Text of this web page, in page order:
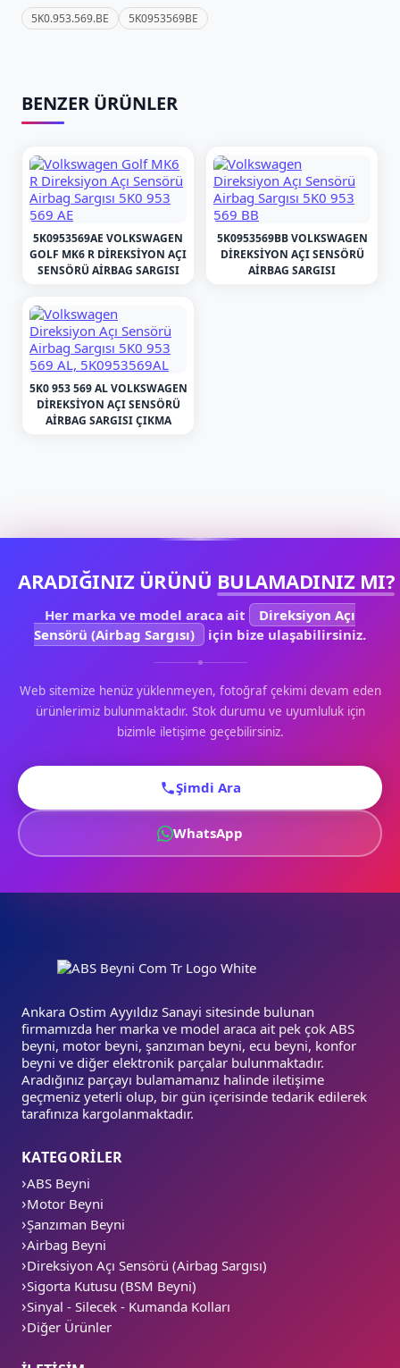
5K0.953.569.BE
5K0953569BE
BENZER ÜRÜNLER
5K0953569AE VOLKSWAGEN
GOLF MK6 R DIREKSIYON AÇI
SENSÖRÜ AIRBAG SARGISI
5K0953569BB VOLKSWAGEN
DIREKSIYON AÇI SENSÖRÜ
AIRBAG SARGISI
5K0 953 569 AL VOLKSWAGEN
DIREKSIYON AÇI SENSÖRÜ
AIRBAG SARGISI ÇIKMA
ARADIĞINIZ ÜRÜNÜ BULAMADINIZ MI?
Her marka ve model araca ait
Direksiyon Açı
Sensörü (Airbag Sargısı)
için bize ulaşabilirsiniz.
Web sitemize henüz yüklenmeyen, fotoğraf çekimi devam eden
ürünlerimiz bulunmaktadır. Stok durumu ve uyumluluk için
bizimle iletişime geçebilirsiniz.
Şimdi Ara
WhatsApp
Ankara Ostim Ayyıldız Sanayi sitesinde bulunan
firmamızda her marka ve model araca ait pek çok ABS
beyni, motor beyni, şanzıman beyni, ecu beyni, konfor
beyni ve diğer elektronik parçalar bulunmaktadır.
Aradığınız parçayı bulamamanız halinde iletişime
geçmeniz yeterli olup, bir gün içerisinde tedarik edilerek
tarafınıza kargolanmaktadır.
KATEGORİLER
ABS Beyni
Motor Beyni
Şanzıman Beyni
Airbag Beyni
Direksiyon Açı Sensörü (Airbag Sargısı)
Sigorta Kutusu (BSM Beyni)
Sinyal - Silecek - Kumanda Kolları
Diğer Ürünler